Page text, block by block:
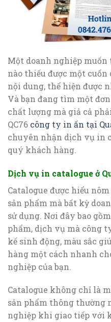
Một doanh nghiệp
nào thiếu được một cuốn
nội dung, thể hiện được
Và bạn đang tìm một
chất lượng mà giả cả
QC76 công ty in ấn tại
chuyên nhận dịch vụ in
quý khách hàng.
Dịch vụ in catalogue ở
Catalogue được hiểu
sản phẩm mà bất kỳ
sử dụng. Nơi đây bao
phẩm, dịch vụ mà công
kế sinh động, màu sắc
hàng một cách nhanh
nghiệp của bạn.
Catalogue không chỉ là
sản phẩm thông thường
nghiệp khi giao tiếp với